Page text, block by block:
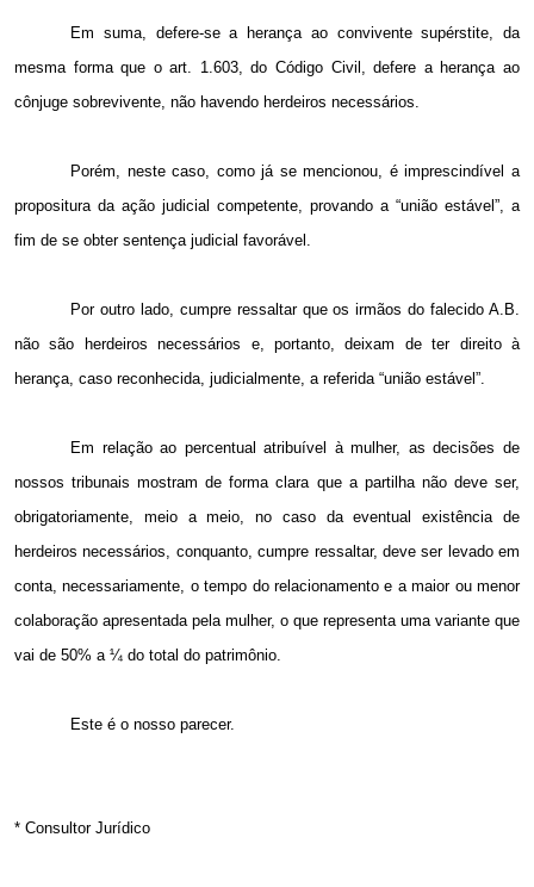
Em suma, defere-se a herança ao convivente supérstite, da
mesma forma que o art. 1.603, do Código Civil, defere a herança ao
cônjuge sobrevivente, não havendo herdeiros necessários.
Porém, neste caso, como já se mencionou, é imprescindível a
propositura da ação judicial competente, provando a “união estável”, a
fim de se obter sentença judicial favorável.
Por outro lado, cumpre ressaltar que os irmãos do falecido A.B.
não são herdeiros necessários e, portanto, deixam de ter direito à
herança, caso reconhecida, judicialmente, a referida “união estável”.
Em relação ao percentual atribuível à mulher, as decisões de
nossos tribunais mostram de forma clara que a partilha não deve ser,
obrigatoriamente, meio a meio, no caso da eventual existência de
herdeiros necessários, conquanto, cumpre ressaltar, deve ser levado em
conta, necessariamente, o tempo do relacionamento e a maior ou menor
colaboração apresentada pela mulher, o que representa uma variante que
vai de 50% a ¼ do total do patrimônio.
Este é o nosso parecer.
* Consultor Jurídico